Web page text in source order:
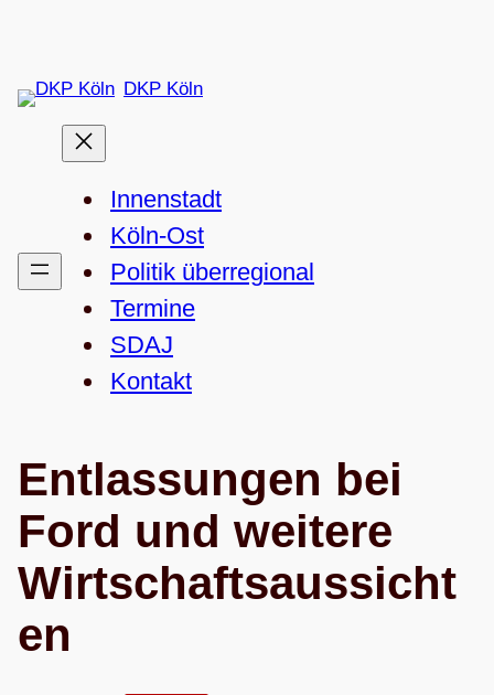
springen
DKP Köln
Innenstadt
Köln-Ost
Politik überregional
Termine
SDAJ
Kon­takt
Ent­las­sun­gen bei
Ford und wei­tere
Wirtschaftsaussicht
en